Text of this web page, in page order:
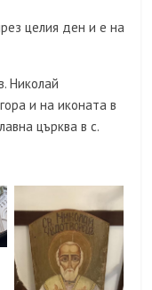
целия ден и е на
Николай
и на иконата в
църква в с.